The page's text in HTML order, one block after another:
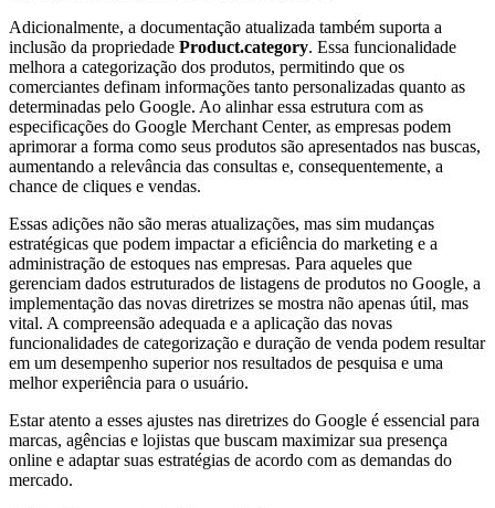
Adicionalmente, a documentação atualizada também suporta a
inclusão da propriedade Product.category. Essa funcionalidade
melhora a categorização dos produtos, permitindo que os
comerciantes definam informações tanto personalizadas quanto as
determinadas pelo Google. Ao alinhar essa estrutura com as
especificações do Google Merchant Center, as empresas podem
aprimorar a forma como seus produtos são apresentados nas buscas,
aumentando a relevância das consultas e, consequentemente, a
chance de cliques e vendas.
Essas adições não são meras atualizações, mas sim mudanças
estratégicas que podem impactar a eficiência do marketing e a
administração de estoques nas empresas. Para aqueles que
gerenciam dados estruturados de listagens de produtos no Google, a
implementação das novas diretrizes se mostra não apenas útil, mas
vital. A compreensão adequada e a aplicação das novas
funcionalidades de categorização e duração de venda podem resultar
em um desempenho superior nos resultados de pesquisa e uma
melhor experiência para o usuário.
Estar atento a esses ajustes nas diretrizes do Google é essencial para
marcas, agências e lojistas que buscam maximizar sua presença
online e adaptar suas estratégias de acordo com as demandas do
mercado.